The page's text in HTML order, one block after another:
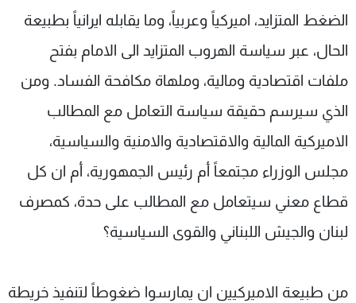
الضغط المتزايد، اميركياً وعربياً، وما يقابله ايرانياً بطبيعة
الحال، عبر سياسة الهروب المتزايد الى الامام بفتح
ملفات اقتصادية ومالية، وملهاة مكافحة الفساد. ومن
الذي سيرسم حقيقة سياسة التعامل مع المطالب
الاميركية المالية والاقتصادية والامنية والسياسية،
مجلس الوزراء مجتمعاً أم رئيس الجمهورية، أم ان كل
قطاع معني سيتعامل مع المطالب على حدة، كمصرف
لبنان والجيش اللبناني والقوى السياسية؟
من طبيعة الاميركيين ان يمارسوا ضغوطاً لتنفيذ خريطة